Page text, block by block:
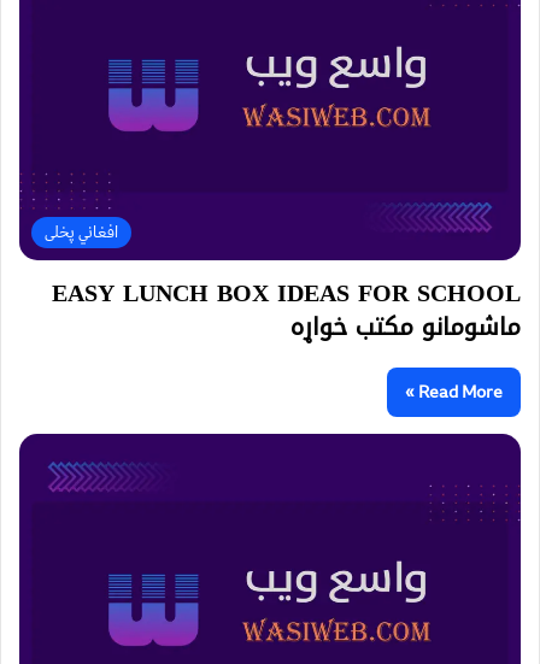
افغاني پخلی
EASY LUNCH BOX IDEAS FOR SCHOOL
ماشومانو مکتب خواړه
Read More »